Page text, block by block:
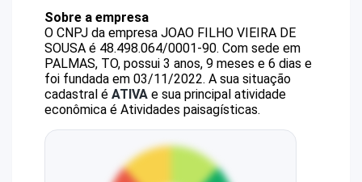
Sobre a empresa
O CNPJ da empresa JOAO FILHO VIEIRA DE
SOUSA é 48.498.064/0001-90. Com sede em
PALMAS, TO, possui 3 anos, 9 meses e 6 dias e
foi fundada em 03/11/2022. A sua situação
cadastral é ATIVA e sua principal atividade
econômica é Atividades paisagísticas.